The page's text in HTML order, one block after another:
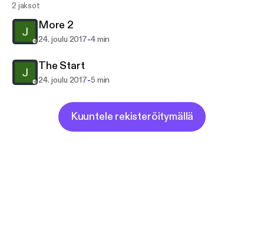
2 jaksot
More 2
24. joulu 2017-4 min
The Start
24. joulu 2017-5 min
Kuuntele rekisteröitymällä